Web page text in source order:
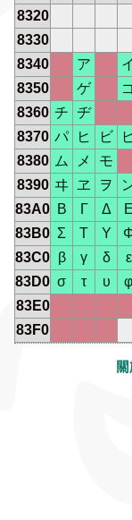
8320
8330
8340
ア イ
8350
ゲ
8360 チ ヂ
8370 パ ヒ ビ
8380 ム メ モ
8390 ヰ ヱ ヲ
83A0 Β Γ Δ Ε
83B0 Σ Τ Υ
83C0 β γ δ ε
83D0 σ τ υ φ
83E0
83F0